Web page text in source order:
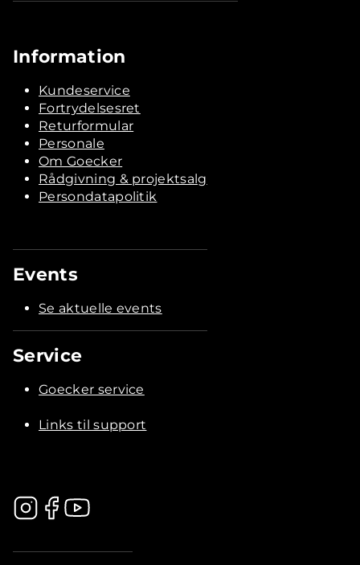
Information
Kundeservice
Fortrydelsesret
Returformular
Personale
Om Goecker
Rådgivning & projektsalg
Persondatapolitik
Events
Se aktuelle events
Service
Goecker service
Links til support